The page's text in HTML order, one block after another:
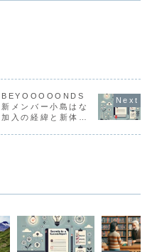
BEYOOOOONDS
新メンバー小島はな
加入の経緯と新体制